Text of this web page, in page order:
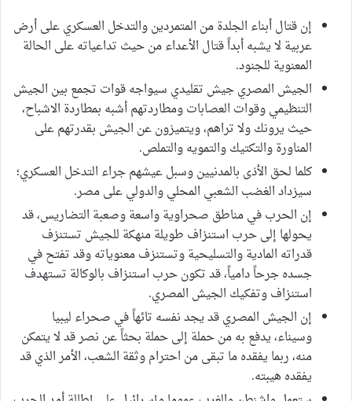
إن قتال أبناء الجلدة من المتمردين والتدخل العسكري على أرض
عربية لا يشبه أبداً قتال الأعداء من حيث تداعياته على الحالة
المعنوية للجنود.
الجيش المصري جيش تقليدي سيواجه قوات تجمع بين الجيش
التنظيمي وقوات العصابات ومطاردتهم أشبه بمطاردة الاشباح،
حيث يرونك ولا تراهم، ويتميزون عن الجيش بقدرتهم على
المناورة والتكتيك والتمويه والتملص.
كلما لحق الأذى بالمدنيين وسبل عيشهم جراء التدخل العسكري؛
سيزداد الغضب الشعبي المحلي والدولي على مصر.
إن الحرب في مناطق صحراوية واسعة وصعبة التضاريس، قد
يحولها إلى حرب استنزاف طويلة منهكة للجيش تستنزف
قدراته المادية والتسليحية وتستنزف معنوياته وقد تفتح في
جسده جرحاً دامياً، قد تكون حرب استنزاف بالوكالة تستهدف
استنزاف وتفكيك الجيش المصري.
إن الجيش المصري قد يجد نفسه تائهاً في صحراء ليبيا
وسيناء، يدفع به من حملة إلى حملة بحثاً عن نصر قد لا يتمكن
منه، ربما يفقده ما تبقى من احترام وثقة الشعب، الأمر الذي قد
يفقده هيبته.